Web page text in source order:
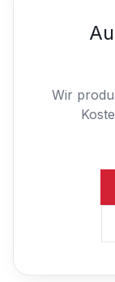
Wir